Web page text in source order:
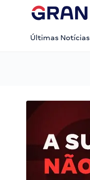
Últimas Notícias